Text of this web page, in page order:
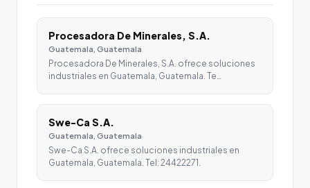
Procesadora De Minerales, S.A.
Guatemala, Guatemala
Procesadora De Minerales, S.A. ofrece soluciones
industriales en Guatemala, Guatemala. Te…
Swe-Ca S.A.
Guatemala, Guatemala
Swe-Ca S.A. ofrece soluciones industriales en
Guatemala, Guatemala. Tel: 24422271.